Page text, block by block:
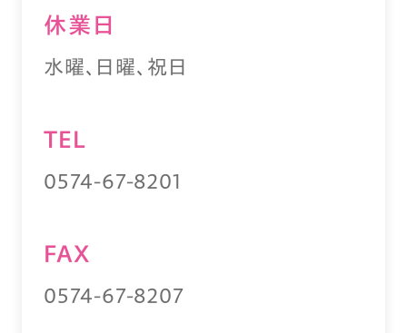
休業⽇
水曜、日曜、祝日
TEL
0574-67-8201
FAX
0574-67-8207